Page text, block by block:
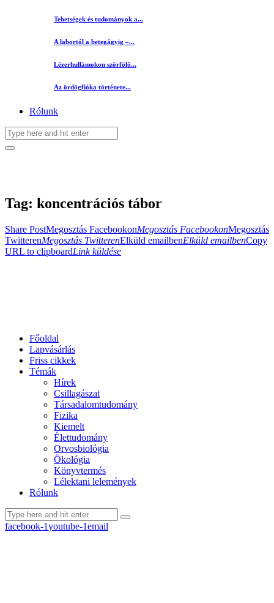
Tehetségek és tudományok a...
A labortól a betegágyig –...
Lézerhullámokon szörfölő...
Az ördögfióka története...
Rólunk
Tag: koncentrációs tábor
Share PostMegosztás FacebookonMegosztás FacebookonMegosztás
TwitterenMegosztás TwitterenElküld emailbenElküld emailbenCopy
URL to clipboardLink küldése
Főoldal
Lapvásárlás
Friss cikkek
Témák
Hírek
Csillagászat
Társadalomtudomány
Fizika
Kiemelt
Élettudomány
Orvosbiológia
Ökológia
Könyvtermés
Lélektani lelemények
Rólunk
facebook-1youtube-1email